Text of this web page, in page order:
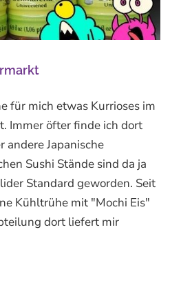
für mich etwas Kurrioses im
Immer öfter finde ich dort
andere Japanische
Sushi Stände sind da ja
Standard geworden. Seit
Kühltrühe mit "Mochi Eis"
dort liefert mir